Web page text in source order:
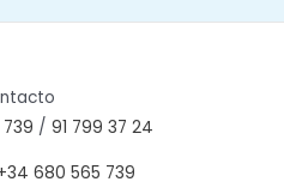
/ 91 799 37 24
680 565 739